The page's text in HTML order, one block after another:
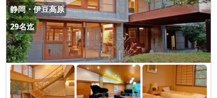
静岡・伊豆高原
29名迄